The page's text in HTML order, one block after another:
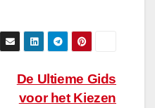
De Ultieme Gids
voor het Kiezen